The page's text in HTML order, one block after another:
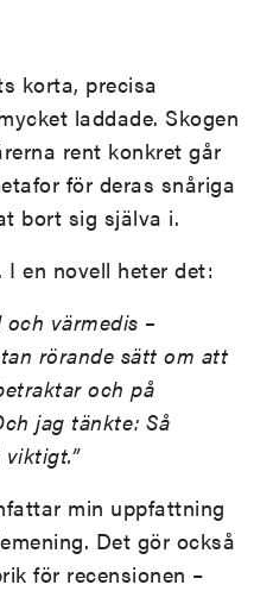
korta, precisa
laddade. Skogen
rent konkret går
för deras snåriga
bort sig själva i.
en novell heter det:
och värmedis –
rörande sätt om att
och på
jag tänkte: Så
min uppfattning
Det gör också
för recensionen –